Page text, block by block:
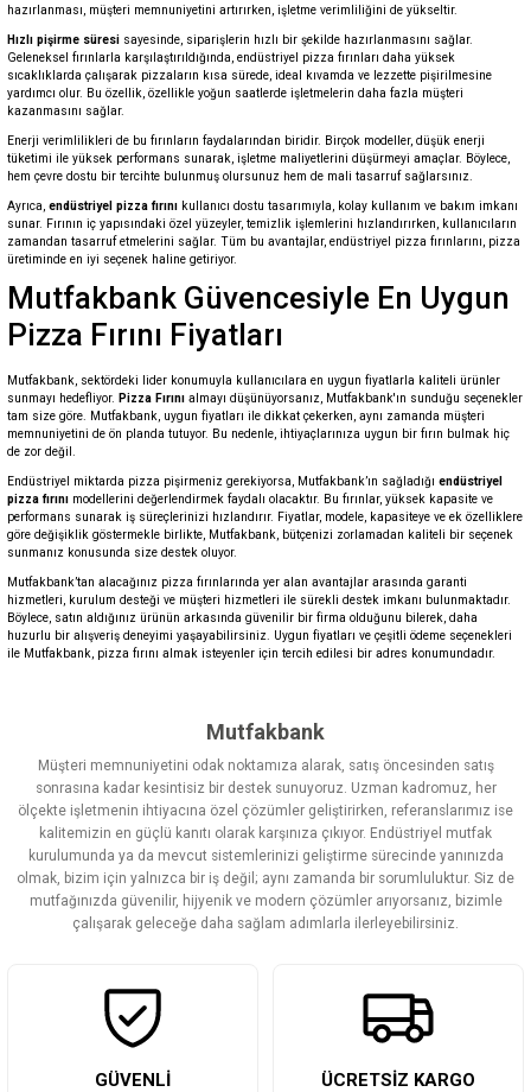
hazırlanması, müşteri memnuniyetini artırırken, işletme verimliliğini de yükseltir.
Hızlı pişirme süresi sayesinde, siparişlerin hızlı bir şekilde hazırlanmasını sağlar.
Geleneksel fırınlarla karşılaştırıldığında, endüstriyel pizza fırınları daha yüksek
sıcaklıklarda çalışarak pizzaların kısa sürede, ideal kıvamda ve lezzette pişirilmesine
yardımcı olur. Bu özellik, özellikle yoğun saatlerde işletmelerin daha fazla müşteri
kazanmasını sağlar.
Enerji verimlilikleri de bu fırınların faydalarından biridir. Birçok modeller, düşük enerji
tüketimi ile yüksek performans sunarak, işletme maliyetlerini düşürmeyi amaçlar. Böylece,
hem çevre dostu bir tercihte bulunmuş olursunuz hem de mali tasarruf sağlarsınız.
Ayrıca, endüstriyel pizza fırını kullanıcı dostu tasarımıyla, kolay kullanım ve bakım imkanı
sunar. Fırının iç yapısındaki özel yüzeyler, temizlik işlemlerini hızlandırırken, kullanıcıların
zamandan tasarruf etmelerini sağlar. Tüm bu avantajlar, endüstriyel pizza fırınlarını, pizza
üretiminde en iyi seçenek haline getiriyor.
Mutfakbank Güvencesiyle En Uygun
Pizza Fırını Fiyatları
Mutfakbank, sektördeki lider konumuyla kullanıcılara en uygun fiyatlarla kaliteli ürünler
sunmayı hedefliyor.
Pizza Fırını almayı düşünüyorsanız, Mutfakbank'ın sunduğu seçenekler
tam size göre. Mutfakbank, uygun fiyatları ile dikkat çekerken, aynı zamanda müşteri
memnuniyetini de ön planda tutuyor. Bu nedenle, ihtiyaçlarınıza uygun bir fırın bulmak hiç
de zor değil.
Endüstriyel miktarda pizza pişirmeniz gerekiyorsa, Mutfakbank’ın sağladığı endüstriyel
pizza fırını modellerini değerlendirmek faydalı olacaktır. Bu fırınlar, yüksek kapasite ve
performans sunarak iş süreçlerinizi hızlandırır. Fiyatlar, modele, kapasiteye ve ek özelliklere
göre değişiklik göstermekle birlikte, Mutfakbank, bütçenizi zorlamadan kaliteli bir seçenek
sunmanız konusunda size destek oluyor.
Mutfakbank’tan alacağınız pizza fırınlarında yer alan avantajlar arasında garanti
hizmetleri, kurulum desteği ve müşteri hizmetleri ile sürekli destek imkanı bulunmaktadır.
Böylece, satın aldığınız ürünün arkasında güvenilir bir firma olduğunu bilerek, daha
huzurlu bir alışveriş deneyimi yaşayabilirsiniz. Uygun fiyatları ve çeşitli ödeme seçenekleri
ile Mutfakbank, pizza fırını almak isteyenler için tercih edilesi bir adres konumundadır.
Mutfakbank
Müşteri memnuniyetini odak noktamıza alarak, satış öncesinden satış
sonrasına kadar kesintisiz bir destek sunuyoruz. Uzman kadromuz, her
ölçekte işletmenin ihtiyacına özel çözümler geliştirirken, referanslarımız ise
kalitemizin en güçlü kanıtı olarak karşınıza çıkıyor. Endüstriyel mutfak
kurulumunda ya da mevcut sistemlerinizi geliştirme sürecinde yanınızda
olmak, bizim için yalnızca bir iş değil; aynı zamanda bir sorumluluktur. Siz de
mutfağınızda güvenilir, hijyenik ve modern çözümler arıyorsanız, bizimle
çalışarak geleceğe daha sağlam adımlarla ilerleyebilirsiniz.
GÜVENLİ
ÜCRETSİZ KARGO